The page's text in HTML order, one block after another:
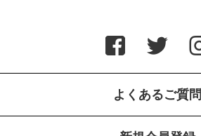
よくあるご質問